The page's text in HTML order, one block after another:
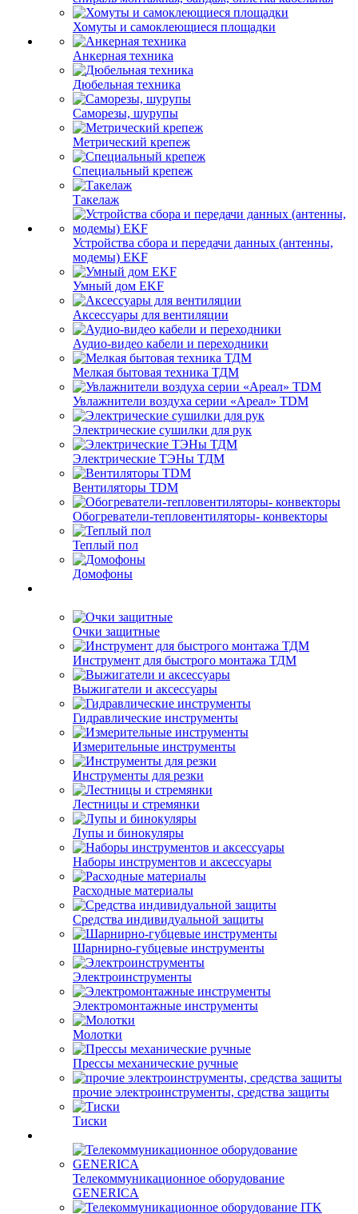
Хомуты и самоклеющиеся площадки
Анкерная техника
Дюбельная техника
Саморезы, шурупы
Метрический крепеж
Специальный крепеж
Такелаж
Устройства сбора и передачи данных (антенны,
модемы) EKF
Умный дом EKF
Аксессуары для вентиляции
Аудио-видео кабели и переходники
Мелкая бытовая техника ТДМ
Увлажнители воздуха серии «Ареал» TDM
Электрические сушилки для рук
Электрические ТЭНы ТДМ
Вентиляторы TDM
Обогреватели-тепловентиляторы- конвекторы
Теплый пол
Домофоны
Очки защитные
Инструмент для быстрого монтажа ТДМ
Выжигатели и аксессуары
Гидравлические инструменты
Измерительные инструменты
Инструменты для резки
Лестницы и стремянки
Лупы и бинокуляры
Наборы инструментов и аксессуары
Расходные материалы
Средства индивидуальной защиты
Шарнирно-губцевые инструменты
Электроинструменты
Электромонтажные инструменты
Молотки
Прессы механические ручные
прочие электроинструменты, средства защиты
Тиски
Телекоммуникационное оборудование
GENERICA